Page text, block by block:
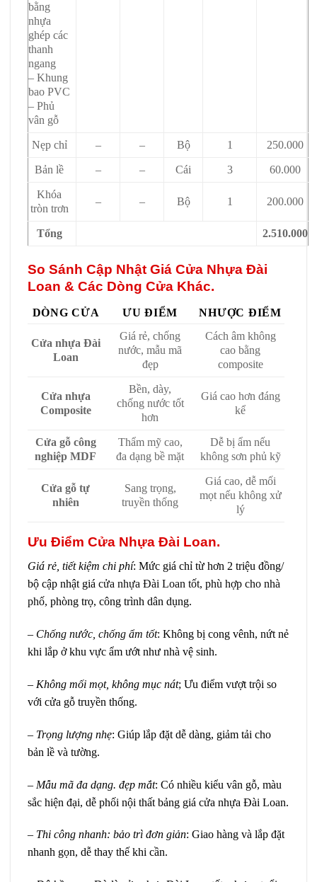
bằng
nhựa
ghép các
thanh
ngang
– Khung
bao PVC
– Phủ
vân gỗ
Nẹp chỉ – – Bộ 1 250.000
Bản lề – – Cái 3 60.000
Khóa
tròn trơn
– – Bộ 1 200.000
Tổng 2.510.000
So Sánh Cập Nhật Giá Cửa Nhựa Đài
Loan & Các Dòng Cửa Khác.
DÒNG CỬA ƯU ĐIỂM NHƯỢC ĐIỂM
Cửa nhựa Đài
Loan
Giá rẻ, chống
nước, mẫu mã
đẹp
Cách âm không
cao bằng
composite
Cửa nhựa
Composite
Bền, dày,
chống nước tốt
hơn
Giá cao hơn đáng
kể
Cửa gỗ công
nghiệp MDF
Thẩm mỹ cao,
đa dạng bề mặt
Dễ bị ẩm nếu
không sơn phủ kỹ
Cửa gỗ tự
nhiên
Sang trọng,
truyền thống
Giá cao, dễ mối
mọt nếu không xử
lý
Ưu Điểm Cửa Nhựa Đài Loan.
Giá rẻ, tiết kiệm chi phí: Mức giá chỉ từ hơn 2 triệu đồng/
bộ cập nhật giá cửa nhựa Đài Loan tốt, phù hợp cho nhà
phố, phòng trọ, công trình dân dụng.
– Chống nước, chống ẩm tốt: Không bị cong vênh, nứt nẻ
khi lắp ở khu vực ẩm ướt như nhà vệ sinh.
– Không mối mọt, không mục nát; Ưu điểm vượt trội so
với cửa gỗ truyền thống.
– Trọng lượng nhẹ: Giúp lắp đặt dễ dàng, giảm tải cho
bản lề và tường.
– Mẫu mã đa dạng. đẹp mắt: Có nhiều kiểu vân gỗ, màu
sắc hiện đại, dễ phối nội thất bảng giá cửa nhựa Đài Loan.
– Thi công nhanh: bảo trì đơn giản: Giao hàng và lắp đặt
nhanh gọn, dễ thay thế khi cần.